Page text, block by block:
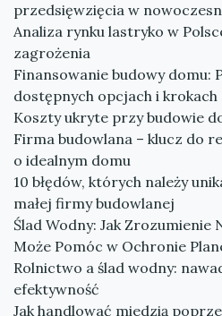
przedsięwzięcia w
Analiza rynku lastryko w
zagrożenia
Finansowanie budowy domu:
dostępnych opcjach i
Koszty ukryte przy budowie
Firma budowlana – klucz do
o idealnym domu
10 błędów, których należy
małej firmy budowlanej
Ślad Wodny: Jak Zrozumienie
Może Pomóc w Ochronie
Rolnictwo a ślad wodny:
efektywność
Jak handlować miedzią